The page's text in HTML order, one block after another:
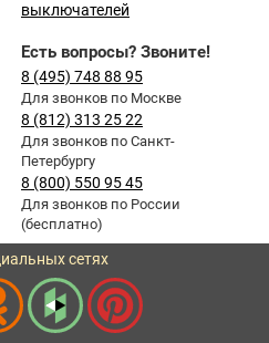
выключателей
Есть вопросы? Звоните!
8 (495) 748 88 95
Для звонков по Москве
8 (812) 313 25 22
Для звонков по Санкт-
Петербургу
8 (800) 550 95 45
Для звонков по России
(бесплатно)
сетях